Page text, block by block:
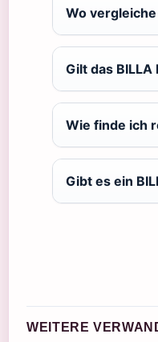
Wo vergleiche
Gilt das
Wie finde ich
Gibt es ein
WEITERE